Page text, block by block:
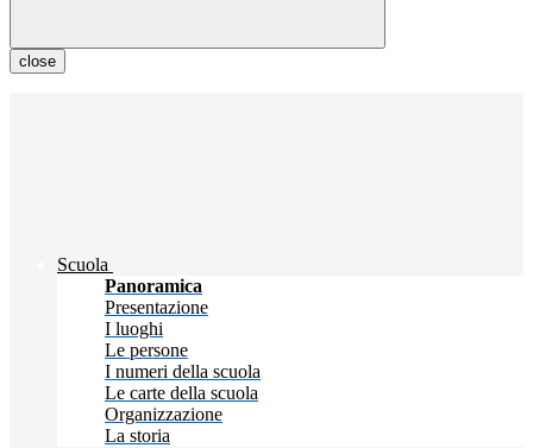
close
Scuola
Panoramica
Presentazione
I luoghi
Le persone
I numeri della scuola
Le carte della scuola
Organizzazione
La storia